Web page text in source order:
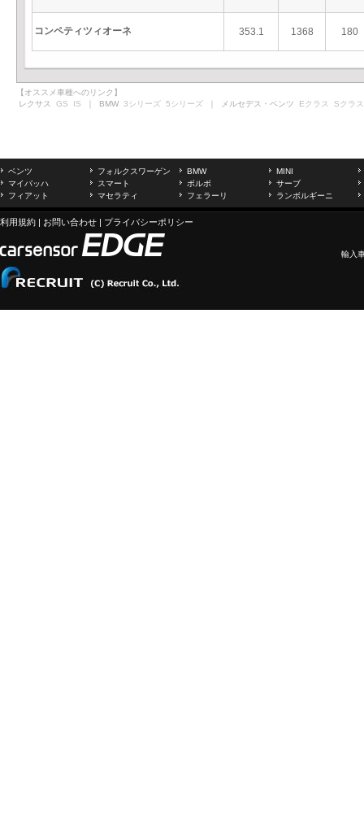
コンペティツィオーネ 353.1 1368 180
【オススメ車種へのリンク】
レクサス GS IS ｜ BMW 3シリーズ 5シリーズ ｜ メルセデス・ベンツ Eクラス Sクラス
ベンツ フォルクスワーゲン BMW
MINI
マイバッハ
スマート ボルボ
サーブ
フィアット
マセラティ フェラーリ ランボルギーニ
利用規約 | お問い合わせ | プライバシーポリシー
輸入